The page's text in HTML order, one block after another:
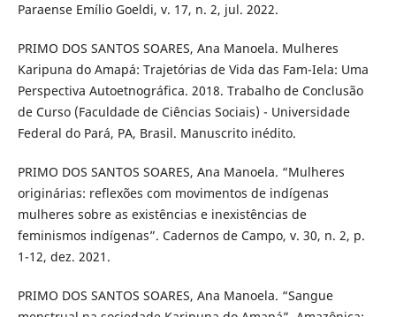
Paraense Emílio Goeldi, v. 17, n. 2, jul. 2022.
PRIMO DOS SANTOS SOARES, Ana Manoela. Mulheres
Karipuna do Amapá: Trajetórias de Vida das Fam-Iela: Uma
Perspectiva Autoetnográfica. 2018. Trabalho de Conclusão
de Curso (Faculdade de Ciências Sociais) - Universidade
Federal do Pará, PA, Brasil. Manuscrito inédito.
PRIMO DOS SANTOS SOARES, Ana Manoela. “Mulheres
originárias: reflexões com movimentos de indígenas
mulheres sobre as existências e inexistências de
feminismos indígenas”. Cadernos de Campo, v. 30, n. 2, p.
1-12, dez. 2021.
PRIMO DOS SANTOS SOARES, Ana Manoela. “Sangue